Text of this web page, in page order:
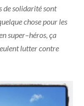
de solidarité sont
chose pour les
super–héros, ça
lutter contre